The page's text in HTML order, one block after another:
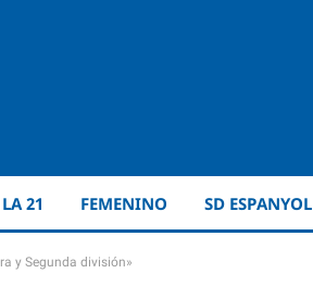
LA 21 FEMENINO SD ESPANYOL
y Segunda división»